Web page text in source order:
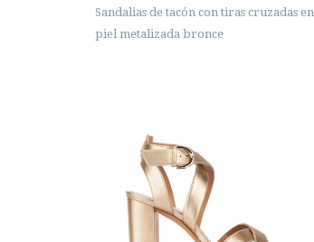
Sandalias de tacón con tiras cruzadas en
piel metalizada bronce